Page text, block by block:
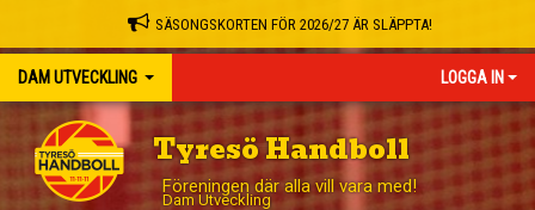
SÄSONGSKORTEN FÖR 2026/27 ÄR SLÄPPTA!
DAM UTVECKLING LOGGA IN
Tyresö Handboll
Föreningen där alla vill vara med!
Dam Utveckling